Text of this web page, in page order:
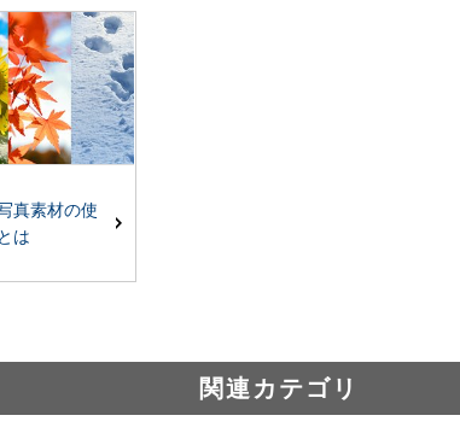
真素材の使
は
関連カテゴリ